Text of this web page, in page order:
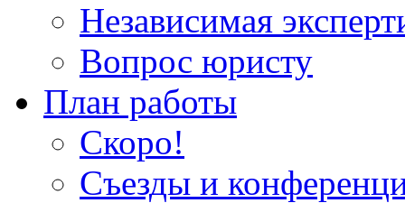
Независимая
Вопрос юристу
План работы
Скоро!
Съезды и